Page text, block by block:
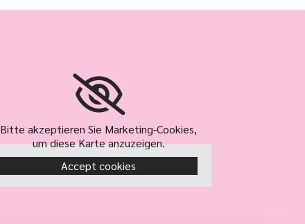
Bitte akzeptieren Sie Marketing-Cookies,
um diese Karte anzuzeigen.
Accept cookies